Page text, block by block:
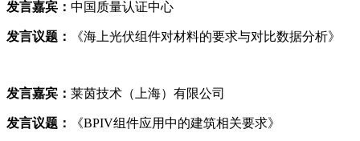
发言嘉宾： 中国质量认证中心
发言议题： 《海上光伏组件对材料的要求与对比数据分析》
发言嘉宾： 莱茵技术（上海）有限公司
发言议题： 《BPIV组件应用中的建筑相关要求》